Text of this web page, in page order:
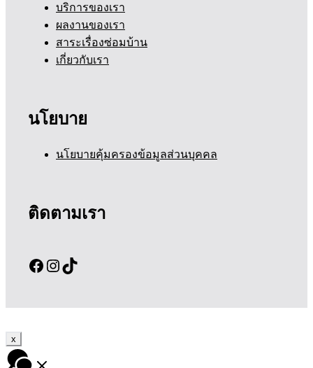
บริการของเรา
ผลงานของเรา
สาระเรื่องซ่อมบ้าน
เกี่ยวกับเรา
นโยบาย
นโยบายคุ้มครองข้อมูลส่วนบุคคล
ติดตามเรา
Facebook
Instagram
TikTok
x